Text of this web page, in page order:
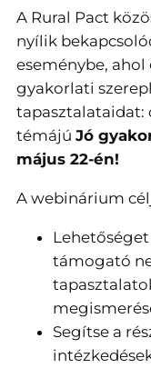
A Rural Pact
nyílik
eseménybe,
gyakorlati
tapasztalataidat:
témájú Jó
május 22-én!
A webinárium
támogató
Segítse a